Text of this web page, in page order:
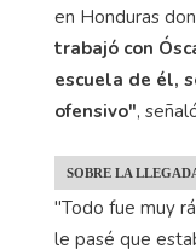
en Honduras
trabajó con
escuela de él,
ofensivo",
SOBRE LA
"Todo fue muy
le pasé que